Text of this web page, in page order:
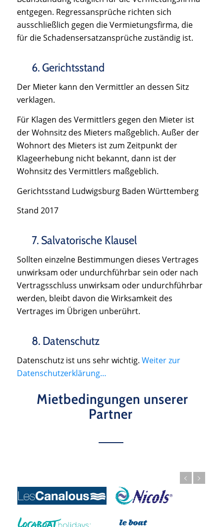
entgegen. Regressansprüche richten sich
ausschließlich gegen die Vermietungsfirma, die
für die Schadensersatzansprüche zuständig ist.
6. Gerichtsstand
Der Mieter kann den Vermittler an dessen Sitz
verklagen.
Für Klagen des Vermittlers gegen den Mieter ist
der Wohnsitz des Mieters maßgeblich. Außer der
Wohnort des Mieters ist zum Zeitpunkt der
Klageerhebung nicht bekannt, dann ist der
Wohnsitz des Vermittlers maßgeblich.
Gerichtsstand Ludwigsburg Baden Württemberg
Stand 2017
7. Salvatorische Klausel
Sollten einzelne Bestimmungen dieses Vertrages
unwirksam oder undurchführbar sein oder nach
Vertragsschluss unwirksam oder undurchführbar
werden, bleibt davon die Wirksamkeit des
Vertrages im Übrigen unberührt.
8. Datenschutz
Datenschutz ist uns sehr wichtig. Weiter zur
Datenschutzerklärung…
Mietbedingungen unserer
Partner